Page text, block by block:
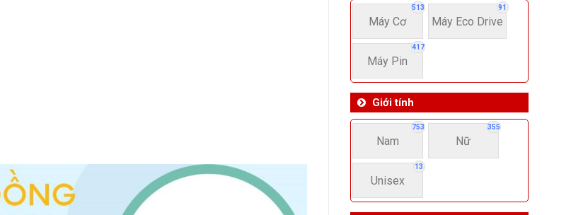
513
Máy Cơ
91
Máy Eco Drive
417
Máy Pin
Giới tính
753
Nam
355
Nữ
13
Unisex